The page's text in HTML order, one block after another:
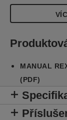
MANUAL
(PDF)